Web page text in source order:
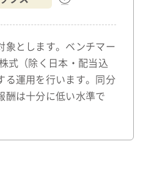
象とします。ベンチマー
式（除く日本・配当込
る運用を行います。同分
酬は十分に低い水準で